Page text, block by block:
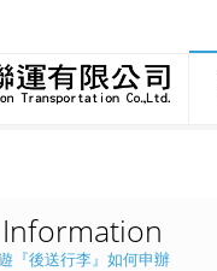
『後送行李』如何申辦